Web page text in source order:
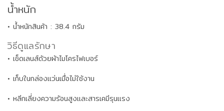
น้ำหนัก
• น้ำหนักสินค้า : 38.4 กรัม
วิธีดูแลรักษา
• เช็ดเลนส์ด้วยผ้าไมโครไฟเบอร์
• เก็บในกล่องแว่นเมื่อไม่ใช้งาน
• หลีกเลี่ยงความร้อนสูงและสารเคมีรุนแรง